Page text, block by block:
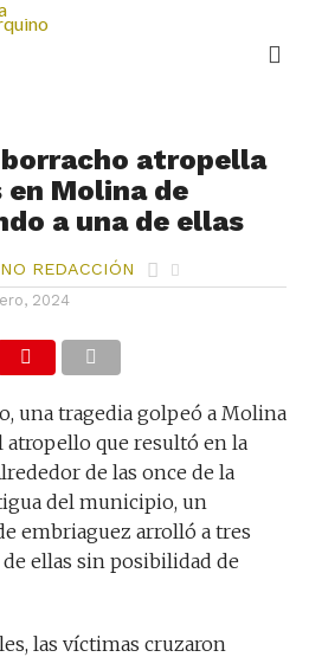
atropella
Molina de
a una de ellas
REDACCIÓN
2024
una tragedia golpeó a Molina
atropello que resultó en la
de las once de la
del municipio, un
embriaguez arrolló a tres
ellas sin posibilidad de
las víctimas cruzaron